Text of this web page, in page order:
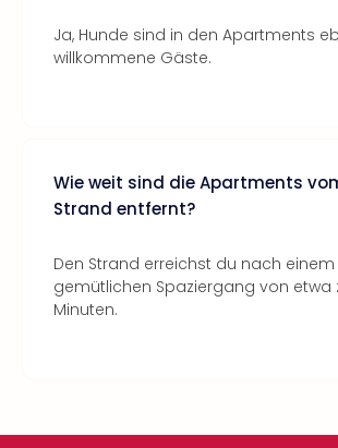
Ja, Hunde sind in den Apartments
willkommene Gäste.
Wie weit sind die Apartments
Strand entfernt?
Den Strand erreichst du nach einem
gemütlichen Spaziergang von etwa
Minuten.